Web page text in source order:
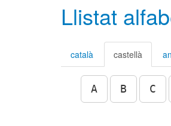
Llistat
català castellà
A B C